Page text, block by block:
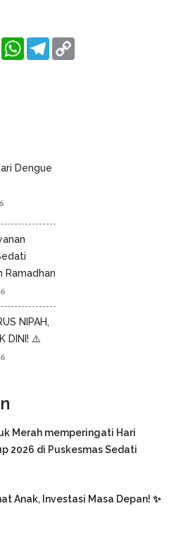
TwitterWhatsAppTelegram
Dengue
Ramadhan
NIPAH,
DINI! ⚠️
Merah memperingati Hari
2026 di Puskesmas Sedati
Anak, Investasi Masa Depan! ✨